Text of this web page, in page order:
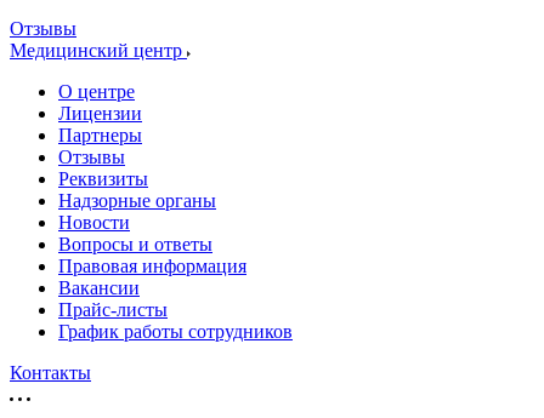
Отзывы
Медицинский центр
О центре
Лицензии
Партнеры
Отзывы
Реквизиты
Надзорные органы
Новости
Вопросы и ответы
Правовая информация
Вакансии
Прайс-листы
График работы сотрудников
Контакты